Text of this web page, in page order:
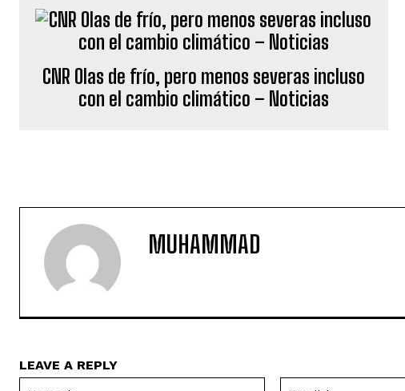
d
o
CNR Olas de frío, pero menos severas incluso
con el cambio climático – Noticias
MUHAMMAD
LEAVE A REPLY